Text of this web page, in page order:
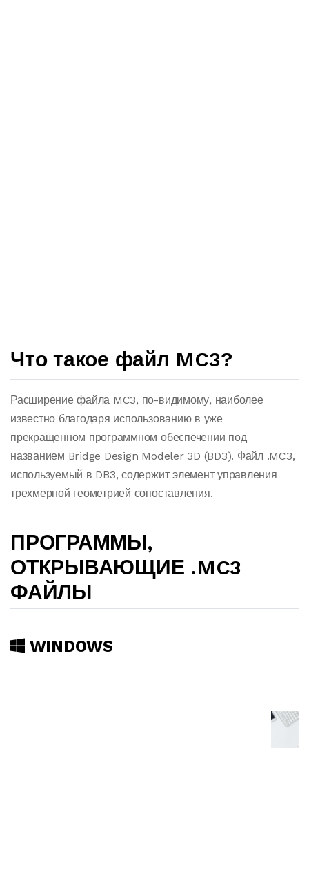
Что такое файл MC3?
Расширение файла MC3, по-видимому, наиболее
известно благодаря использованию в уже
прекращенном программном обеспечении под
названием Bridge Design Modeler 3D (BD3). Файл .MC3,
используемый в DB3, содержит элемент управления
трехмерной геометрией сопоставления.
ПРОГРАММЫ,
ОТКРЫВАЮЩИЕ .MC3
ФАЙЛЫ
WINDOWS